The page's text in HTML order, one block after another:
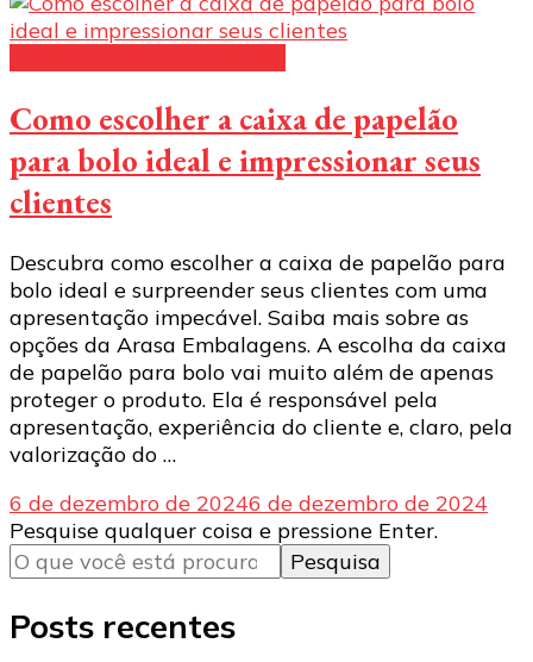
Como escolher a caixa de papelão
para bolo ideal e impressionar seus
clientes
Descubra como escolher a caixa de papelão para
bolo ideal e surpreender seus clientes com uma
apresentação impecável. Saiba mais sobre as
opções da Arasa Embalagens. A escolha da caixa
de papelão para bolo vai muito além de apenas
proteger o produto. Ela é responsável pela
apresentação, experiência do cliente e, claro, pela
valorização do …
6 de dezembro de 20246 de dezembro de 2024
Procurando
algo?
Pesquise qualquer coisa e pressione Enter.
Posts recentes